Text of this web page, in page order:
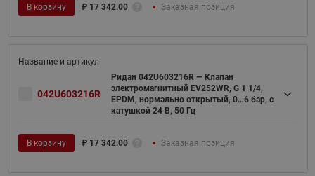
В корзину ₽ 17 342.00 Заказная позиция
042U603216R
Ридан 042U603216R — Клапан
электромагнитный EV252WR, G 1 1/4,
EPDM, нормально открытый, 0…6 бар, с
катушкой 24 В, 50 Гц
В корзину ₽ 17 342.00 Заказная позиция